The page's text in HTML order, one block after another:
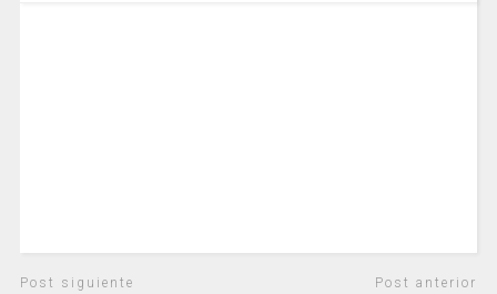
Post siguiente Post anterior